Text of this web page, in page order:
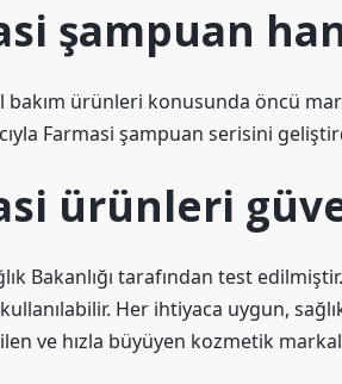
şampuan
ürünleri konusunda öncü
Farmasi şampuan serisini
ürünleri
Bakanlığı tarafından test
Her ihtiyaca uygun,
ve hızla büyüyen kozmetik